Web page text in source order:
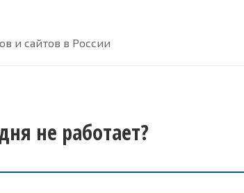
и сайтов в России
не работает?